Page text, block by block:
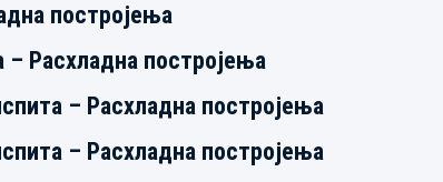
постројења
– Расхладна постројења
– Расхладна постројења
– Расхладна постројења